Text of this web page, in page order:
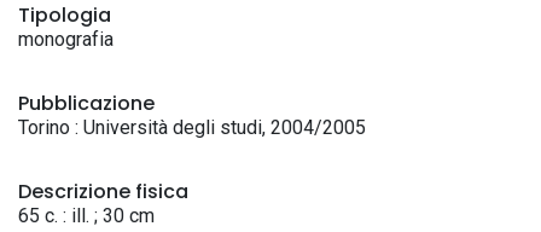
Tipologia
monografia
Pubblicazione
Torino : Università degli studi, 2004/2005
Descrizione fisica
65 c. : ill. ; 30 cm